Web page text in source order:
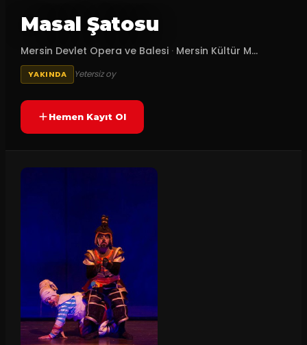
Masal Şatosu
Mersin Devlet Opera ve Balesi · Mersin Kültür M...
YAKINDA Yetersiz oy
Hemen Kayıt Ol